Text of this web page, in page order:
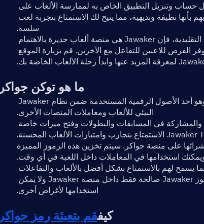
سلسة.
ما هو توكن
البيئي للألعاب ومعاملات المنصات الأخرى.
استخدامها في المعاملات داخل اللعبة في أي وقت.
استخدامها لأغراض أخرى.
كيفقم بتعبئة رمز